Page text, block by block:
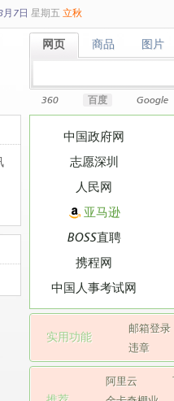
月7日 星期五 立秋
网页
网页 商品
商品 图片
图片
360 百度 Google
中国政府网
志愿深圳
人民网
亚马逊
BOSS直聘
携程网
中国人事考试网
实用功能
邮箱登录
违章
阿里云